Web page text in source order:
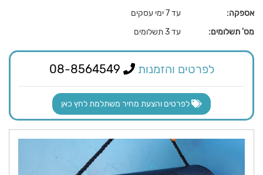
אספקה:
עד 7 ימי עסקים
מס' תשלומים:
עד 3 תשלומים
לפרטים והזמנות
לפרטים והצעת מחיר משתלמת לחץ כאן